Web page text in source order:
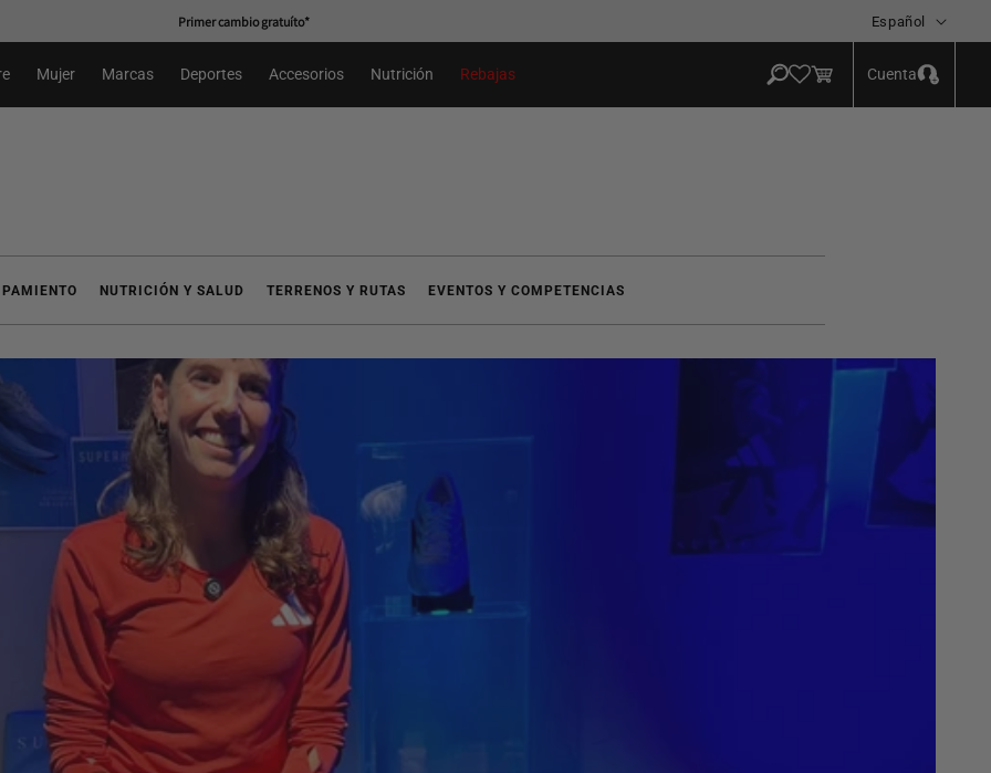
Primer cambio gratuíto* Español
Mujer Marcas Deportes Accesorios Nutrición Rebajas Carrito Cuenta
Iniciar
sesión
NUTRICIÓN Y SALUD TERRENOS Y RUTAS EVENTOS Y COMPETENCIAS